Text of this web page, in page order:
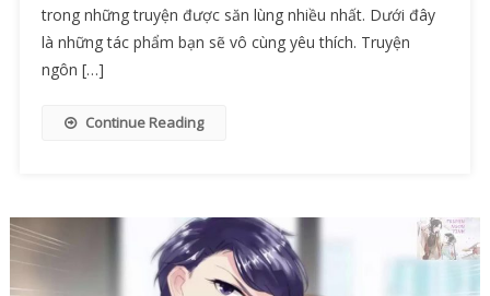
trong những truyện được săn lùng nhiều nhất. Dưới đây
là những tác phẩm bạn sẽ vô cùng yêu thích. Truyện
ngôn […]
Continue Reading